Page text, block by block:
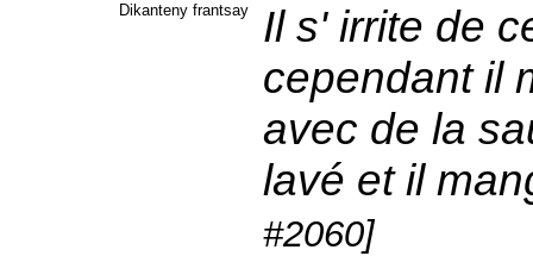
Dikanteny frantsay
Il s' irrite de
cependant il
avec de la
lavé et il
#2060]